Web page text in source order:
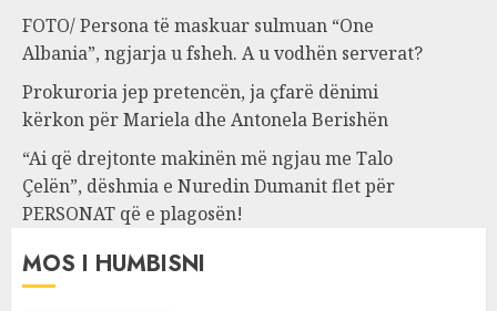
FOTO/ Persona të maskuar sulmuan “One
Albania”, ngjarja u fsheh. A u vodhën serverat?
Prokuroria jep pretencën, ja çfarë dënimi
kërkon për Mariela dhe Antonela Berishën
“Ai që drejtonte makinën më ngjau me Talo
Çelën”, dëshmia e Nuredin Dumanit flet për
PERSONAT që e plagosën!
MOS I HUMBISNI